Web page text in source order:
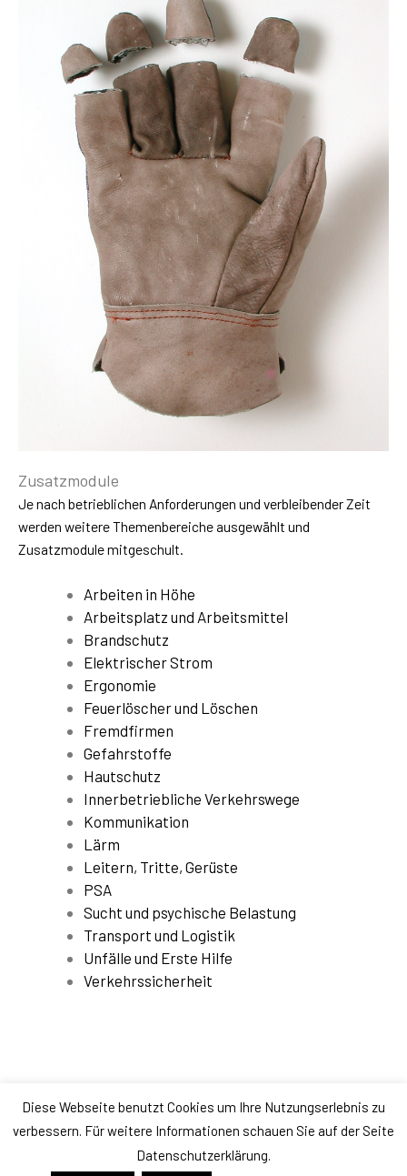
Zusatzmodule
Je nach betrieblichen Anforderungen und verbleibender Zeit
werden weitere Themenbereiche ausgewählt und
Zusatzmodule mitgeschult.
Arbeiten in Höhe
Arbeitsplatz und Arbeitsmittel
Brandschutz
Elektrischer Strom
Ergonomie
Feuerlöscher und Löschen
Fremdfirmen
Gefahrstoffe
Hautschutz
Innerbetriebliche Verkehrswege
Kommunikation
Lärm
Leitern, Tritte, Gerüste
PSA
Sucht und psychische Belastung
Transport und Logistik
Unfälle und Erste Hilfe
Verkehrssicherheit
Datenschutz|Impressum
Copyright © 2026 Arbeitssicherheit Olaf THOMES
Präsentiert vonAstra-WordPress-Theme
Diese Webseite benutzt Cookies um Ihre Nutzungserlebnis zu
verbessern. Für weitere Informationen schauen Sie auf der Seite
Datenschutzerklärung.